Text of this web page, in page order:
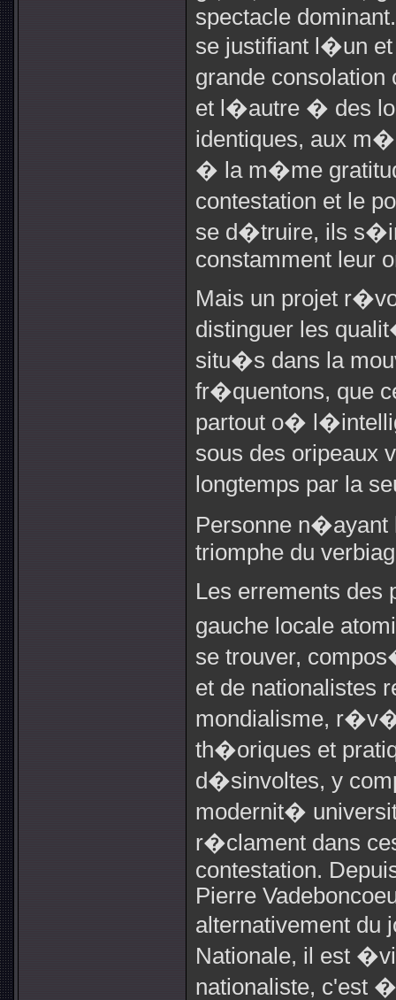
spectacle
se justifiant l�un
grande
et l�autre � des
identiques, aux
� la m�me
contestation et le
se d�truire, ils
constamment leur
Mais un projet
distinguer les
situ�s dans la
fr�quentons, que
partout o�
sous des oripeaux
longtemps par la
Personne n�ayant
triomphe du
Les errements
gauche locale
se trouver,
et de nationalistes
mondialisme,
th�oriques et
d�sinvoltes, y
modernit�
r�clament dans
contestation.
Pierre
alternativement du
Nationale, il est
nationaliste, c'est